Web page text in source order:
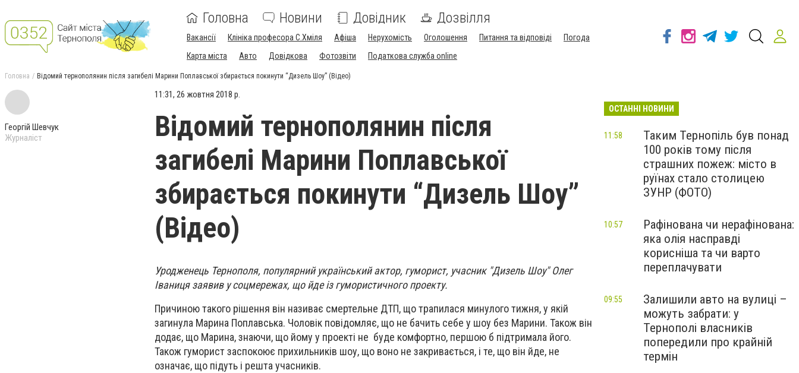
Головна Новини Довідник Дозвілля
Вакансії Клініка професора С.Хміля Афіша Нерухомість Оголошення Питання та відповіді
Погода
Карта міста
Авто Довідкова Фотозвіти Податкова служба online
Головна Відомий тернополянин після загибелі Марини Поплавської збирається покинути “Дизель Шоу” (Відео)
Георгій Шевчук
Журналіст
11:31, 26 жовтня 2018 р.
Відомий тернополянин після
загибелі Марини Поплавської
збирається покинути “Дизель Шоу”
(Відео)
Уродженець Тернополя, популярний український актор, гуморист, учасник "Дизель Шоу" Олег
Іваниця заявив у соцмережах, що йде із гумористичного проекту.
Причиною такого рішення він називає смертельне ДТП, що трапилася минулого тижня, у якій
загинула Марина Поплавська. Чоловік повідомляє, що не бачить себе у шоу без Марини. Також він
додає, що Марина, знаючи, що йому у проекті не буде комфортно, першою б підтримала його.
Також гуморист заспокоює прихильників шоу, що воно не закривається, і те, що він йде, не
означає, що підуть і решта учасників.
ОСТАННІ НОВИНИ
Таким Тернопіль був понад
100 років тому після
страшних пожеж: місто в
руїнах стало столицею
ЗУНР (ФОТО)
11:58
Рафінована чи нерафінована:
яка олія насправді
корисніша та чи варто
переплачувати
10:57
Залишили авто на вулиці –
можуть забрати: у
Тернополі власників
попередили про крайній
термін
09:55